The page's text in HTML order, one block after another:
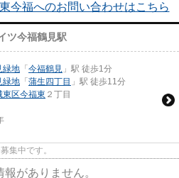
今福へのお問い合わせはこちら
ツ今福鶴見駅
緑地 「 今福鶴見 」駅 徒歩1分
緑地 「 蒲生四丁目 」駅 徒歩11分
東区今福東 ２丁目
集中です。
がありません。